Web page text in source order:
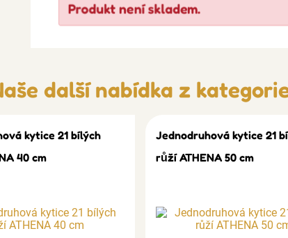
Produkt není skladem.
další nabídka z
kytice 21 bílých
40 cm
Jednodruhová kytice 21
růží ATHENA 50 cm